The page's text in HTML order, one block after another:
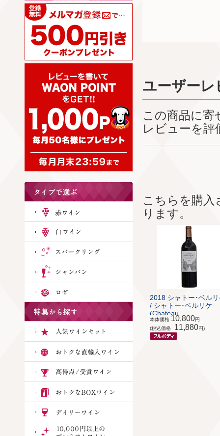
ユーザーレ
この商品に
レビューを評
こちらを購
ります。
2018 シャトー･ベル
/ シャトー･ベルリケ
(Chateau ...
本体価格 10,800円
(税込価格
11,880円)